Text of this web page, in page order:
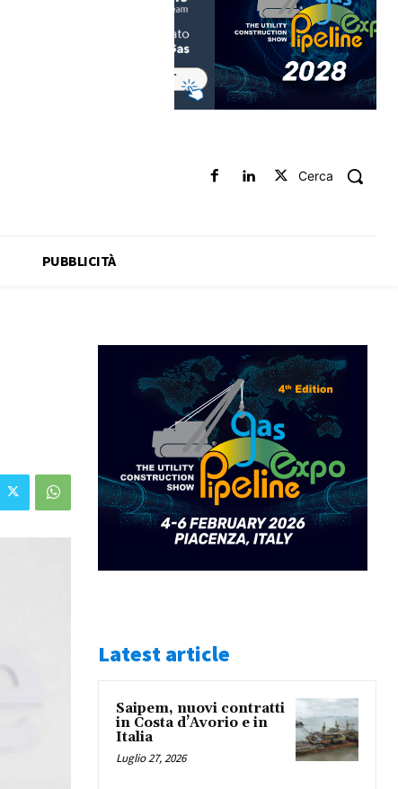
Cerca
PUBBLICITÀ
Latest article
Saipem, nuovi contratti
in Costa d’Avorio e in
Italia
Luglio 27, 2026